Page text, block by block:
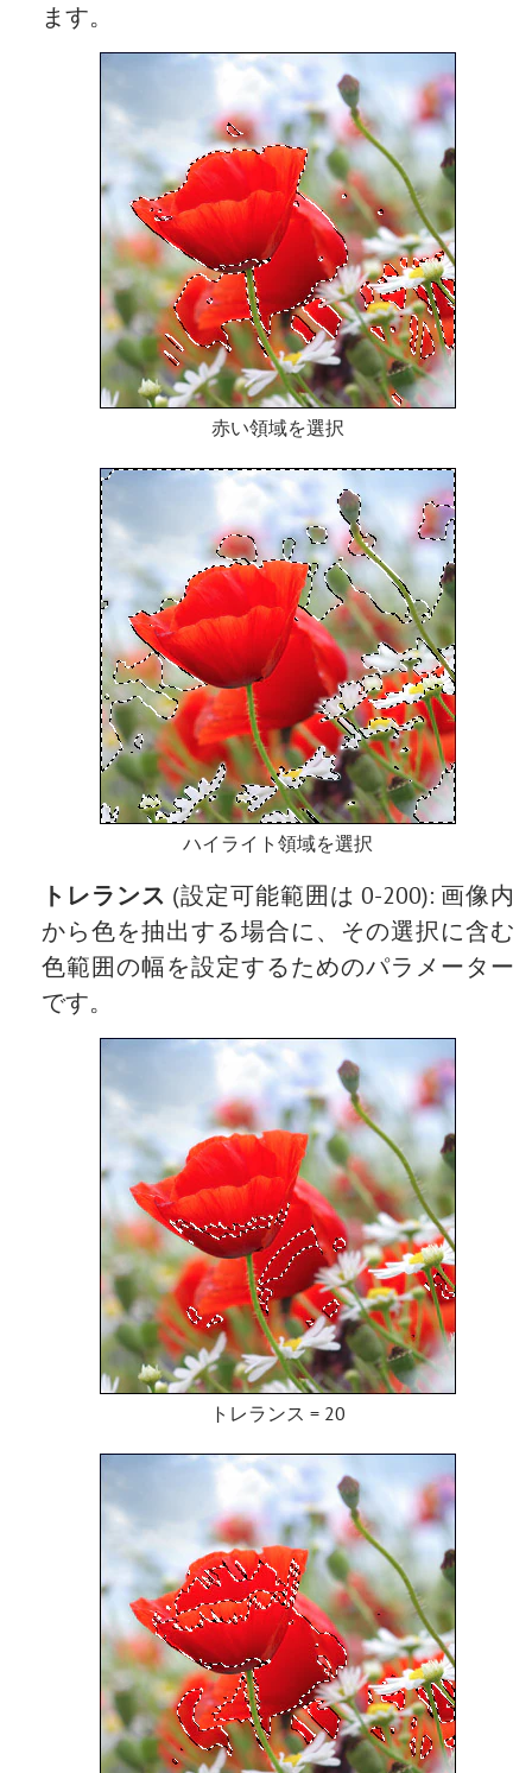
ます。
赤い領域を選択
ハイライト領域を選択
トレランス (設定可能範囲は 0-200): 画像内
から色を抽出する場合に、その選択に含む
色範囲の幅を設定するためのパラメーター
です。
トレランス = 20